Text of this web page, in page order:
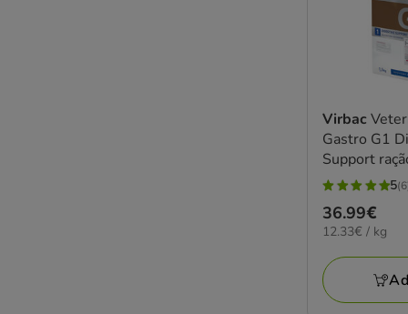
Virbac
Gastro G1
Support
5
estrelas
com
6
avaliações
5
Preço
36.99€
36.99€
12.33€
KG
12.33€ / kg